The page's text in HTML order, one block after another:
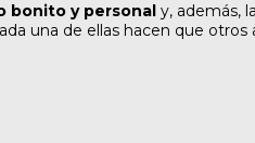
bonito y personal y, además, la
una de ellas hacen que otros